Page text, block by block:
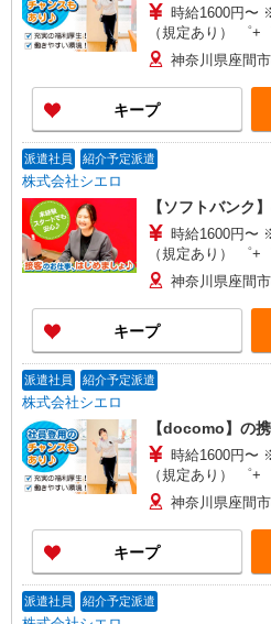
時給1600円〜
（規定あり） ゜+゜・。○。・゜+゜・。○。・゜
+゜ 入社祝い金10万円支
頂くと, インセンティ
い・週払い可能（
+゜・。○。・゜+゜
神奈川県座間
キープ
派遣社員 紹介予定派遣
株式会社シエロ
【ソフトバンク
時給1600円〜
（規定あり） ゜+゜・。○。・゜+゜・。○。・゜
+゜ 入社祝い金10万円支
頂くと, インセンティブ
い・週払い可能（
+゜・。○。・゜+゜
神奈川県座間
キープ
派遣社員 紹介予定派遣
株式会社シエロ
【docomo】の
時給1600円〜
（規定あり） ゜+゜・。○。・゜+゜・。○。・゜
+゜ 入社祝い金10万円支
頂くと, インセンティ
い・週払い可能（
+゜・。○。・゜+゜
神奈川県座間
キープ
派遣社員 紹介予定派遣